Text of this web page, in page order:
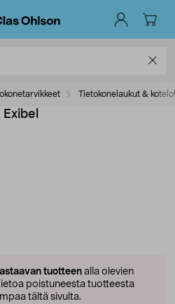
Tietokonelaukut &
tuotteenalla olevien
poistuneesta tuotteesta
tältä sivulta.